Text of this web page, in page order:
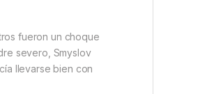
fueron un choque
severo, Smyslov
llevarse bien con